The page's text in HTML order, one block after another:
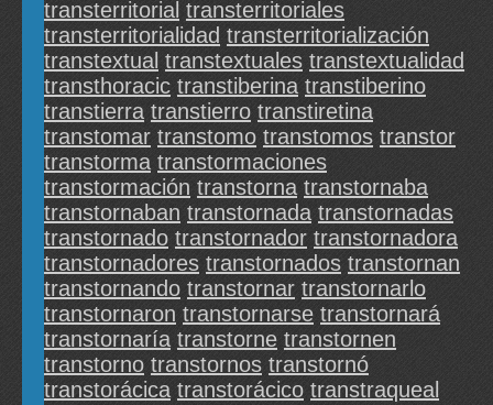
transterritorial transterritoriales
transterritorialidad transterritorialización
transtextual transtextuales transtextualidad
transthoracic transtiberina transtiberino
transtierra transtierro transtiretina
transtomar transtomo transtomos transtor
transtorma transtormaciones
transtormación transtorna transtornaba
transtornaban transtornada transtornadas
transtornado transtornador transtornadora
transtornadores transtornados transtornan
transtornando transtornar transtornarlo
transtornaron transtornarse transtornará
transtornaría transtorne transtornen
transtorno transtornos transtornó
transtorácica transtorácico transtraqueal